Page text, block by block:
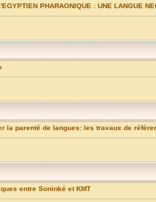
PHARAONIQUE : UNE LANGUE
la parenté de langues: les travaux de
entre Soninké et KMT